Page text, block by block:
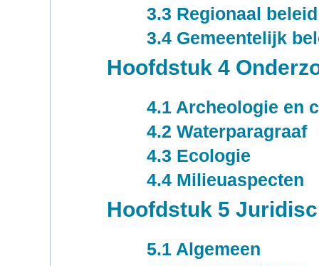
3.3 Regionaal beleid
3.4 Gemeentelijk
Hoofdstuk 4
4.1 Archeologie en
4.2 Waterparagraaf
4.3 Ecologie
4.4 Milieuaspecten
Hoofdstuk 5
5.1 Algemeen